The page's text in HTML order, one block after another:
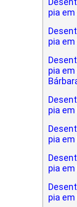
pia
pia
pia
pia em
pia em
pia em
pia